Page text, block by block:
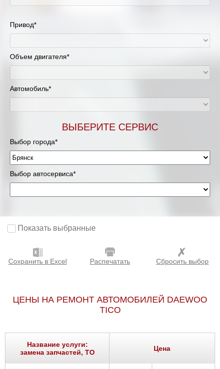
Привод*
Объем двигателя*
Автомобиль*
ВЫБЕРИТЕ СЕРВИС
Выбор города*
Выбор автосервиса*
Показать выбранные
Сохранить в Excel Распечатать Сбросить выбор
ЦЕНЫ НА РЕМОНТ АВТОМОБИЛЕЙ DAEWOO
TICO
Название услуги:
замена запчастей, ТО
Цена